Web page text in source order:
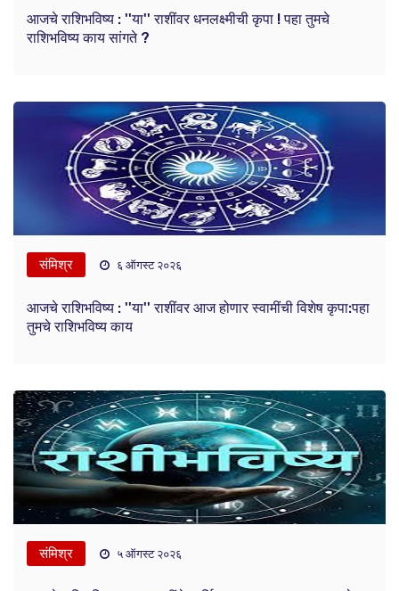
आजचे राशिभविष्य : ''या'' राशींवर धनलक्ष्मीची कृपा ! पहा तुमचे
राशिभविष्य काय सांगते ?
संमिश्र ६ ऑगस्ट २०२६
आजचे राशिभविष्य : ''या'' राशींवर आज होणार स्वामींची विशेष कृपा:पहा
तुमचे राशिभविष्य काय
संमिश्र ५ ऑगस्ट २०२६